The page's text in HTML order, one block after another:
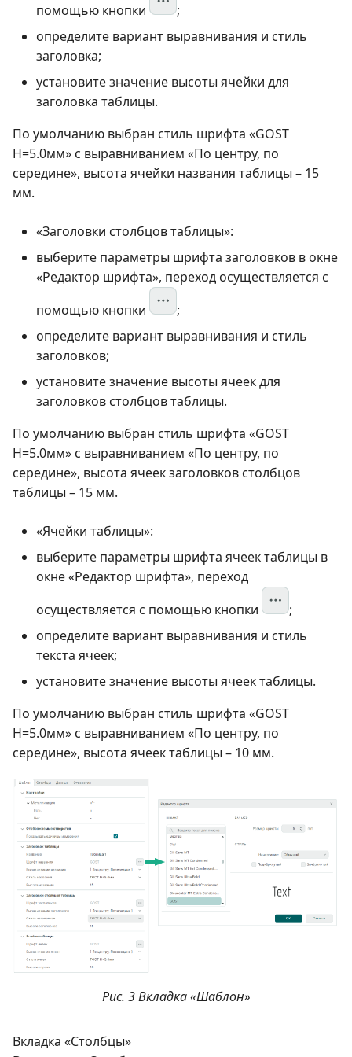
помощью кнопки
;
определите вариант выравнивания и стиль
заголовка;
установите значение высоты ячейки для
заголовка таблицы.
По умолчанию выбран стиль шрифта «GOST
Н=5.0мм» с выравниванием «По центру, по
середине», высота ячейки названия таблицы – 15
мм.
«Заголовки столбцов таблицы»:
выберите параметры шрифта заголовков в окне
«Редактор шрифта», переход осуществляется с
помощью кнопки
;
определите вариант выравнивания и стиль
заголовков;
установите значение высоты ячеек для
заголовков столбцов таблицы.
По умолчанию выбран стиль шрифта «GOST
Н=5.0мм» с выравниванием «По центру, по
середине», высота ячеек заголовков столбцов
таблицы – 15 мм.
«Ячейки таблицы»:
выберите параметры шрифта ячеек таблицы в
окне «Редактор шрифта», переход
осуществляется с помощью кнопки
;
определите вариант выравнивания и стиль
текста ячеек;
установите значение высоты ячеек таблицы.
По умолчанию выбран стиль шрифта «GOST
Н=5.0мм» с выравниванием «По центру, по
середине», высота ячеек таблицы – 10 мм.
Рис. 3 Вкладка «Шаблон»
Вкладка «Столбцы»